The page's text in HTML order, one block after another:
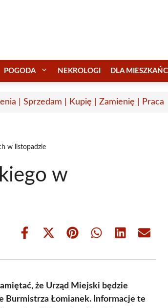
POGODA NEKROLOGI DLA
| Sprzedam | Kupię | Zamienię | Praca
w listopadzie
w
Share
Share
(Twitter)
Share Share Share Share
że Urząd Miejski będzie
Burmistrza Łomianek. Informacje te